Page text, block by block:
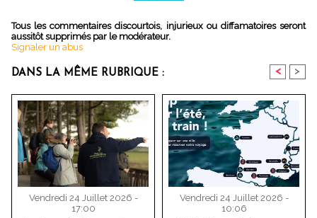
Tous les commentaires discourtois, injurieux ou diffamatoires seront
aussitôt supprimés par le modérateur.
Signaler un abus
DANS LA MÊME RUBRIQUE : < >
Vendredi 24 Juillet 2026 -
17:00
Vendredi 24 Juillet 2026 -
10:06